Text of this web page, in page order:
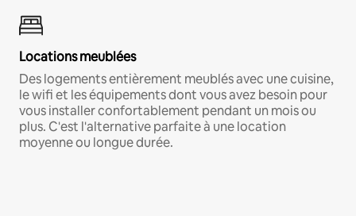
Locations meublées
Des logements entièrement meublés avec une cuisine,
le wifi et les équipements dont vous avez besoin pour
vous installer confortablement pendant un mois ou
plus. C'est l'alternative parfaite à une location
moyenne ou longue durée.